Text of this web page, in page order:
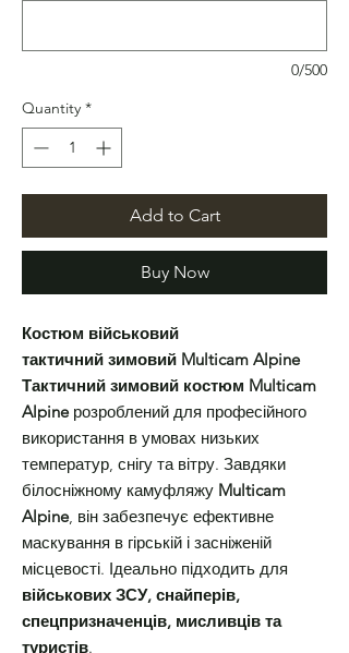
0/500
Quantity *
Add to Cart
Buy Now
Костюм військовий
тактичний зимовий Multicam Alpine
Тактичний зимовий костюм Multicam
Alpineрозроблений для професійного
використання в умовах низьких
температур, снігу та вітру. Завдяки
білосніжному камуфляжу Multicam
Alpine, він забезпечує ефективне
маскування в гірській і засніженій
місцевості. Ідеально підходить для
військових ЗСУ, снайперів,
спецпризначенців, мисливців та
туристів.